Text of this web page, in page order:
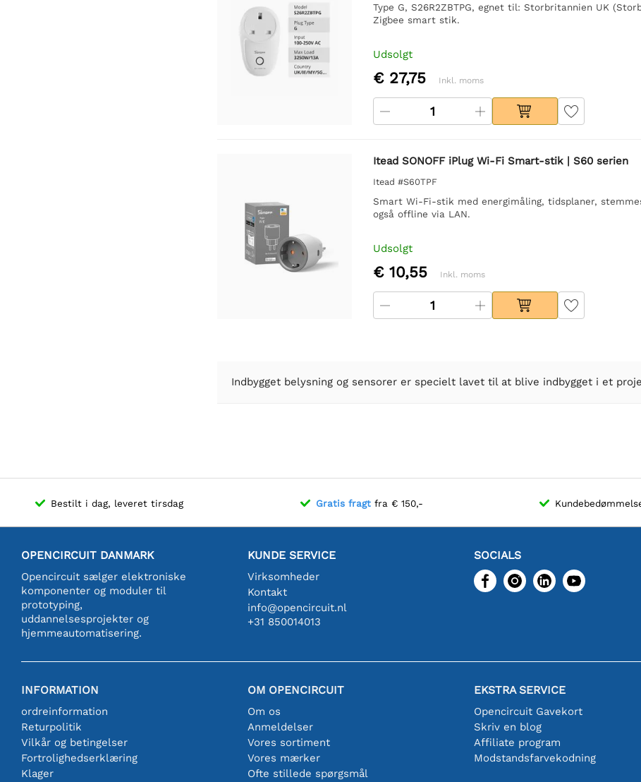
Type G, S26R2ZBTPG, egnet til: Storbritannien UK
Zigbee smart stik.
Udsolgt
€ 27,75 Inkl. moms
Itead SONOFF iPlug Wi-Fi Smart-stik | S60 serien
Itead #S60TPF
Smart Wi-Fi-stik med energimåling, tidsplaner,
også offline via LAN.
Udsolgt
€ 10,55 Inkl. moms
Indbygget belysning og sensorer er specielt lavet til at blive indbygget i et
Bestilt i dag, leveret tirsdag Gratis fragtfra € 150,-
OPENCIRCUIT DANMARK
Opencircuit sælger elektroniske
komponenter og moduler til
prototyping,
uddannelsesprojekter og
hjemmeautomatisering.
KUNDE SERVICE
Virksomheder
Kontakt
info@opencircuit.nl
+31 850014013
SOCIALS
INFORMATION
ordreinformation
Returpolitik
Vilkår og betingelser
Fortrolighedserklæring
Klager
OM OPENCIRCUIT
Om os
Anmeldelser
Vores sortiment
Vores mærker
Ofte stillede spørgsmål
EKSTRA SERVICE
Opencircuit Gavekort
Skriv en blog
Affiliate program
Modstandsfarvekodning